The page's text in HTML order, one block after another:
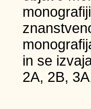
in se
2A, 2B,